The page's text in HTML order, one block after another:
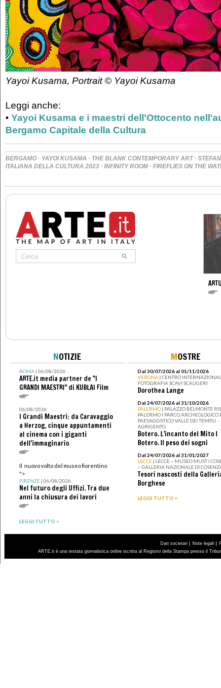
Yayoi Kusama, Portrait © Yayoi Kusama
Leggi anche:
• Yayoi Kusama e i maestri dell'Ottocento
Bergamo Capitale della Cultura
BERGAMO · YAYOI KUSAMA · THE BLANK CONTEMPORARY ART·
ITALIANA DELLA CULTURA 2023 · INFINITY ROOM · FIREFLIES ON THE
NOTIZIE
ROMA| 06/08/2026
ARTE.it media partner de "I
GRANDI MAESTRI" di KUBLAI Film
06/08/2026
I Grandi Maestri: da Caravaggio
a Herzog, cinque appuntamenti
al cinema con i giganti
dell'immaginario
Il nuovo volto del museo fiorentino
">
FIRENZE| 06/08/2026
Nel futuro degli Uffizi. Tra due
anni la chiusura dei lavori
LEGGI TUTTO >
MOSTRE
Dal 30/07/2026 al 01/11/2026
VERONA | CENTRO
FOTOGRAFIA SCAVI SCALIGERI
Dorothea Lange
Dal 24/07/2026 al 31/10/2026
PALERMO | PALAZZO BELMONTE
PALERMO I PARCO ARCHEOLOGICO
PAESAGGISTICO VALLE DEI TEMPLI -
AGRIGENTO
Botero. L’incanto del Mito I
Botero. Il peso dei sogni
Dal 24/07/2026 al 31/01/2027
LECCE | LECCE – MUSEO MUST I
– GALLERIA NAZIONALE DI
Tesori nascosti della
Borghese
LEGGI TUTTO >
Dati societari | Note legali |
ARTE.it è una testata giornalistica online iscritta al Registro della Stampa presso il